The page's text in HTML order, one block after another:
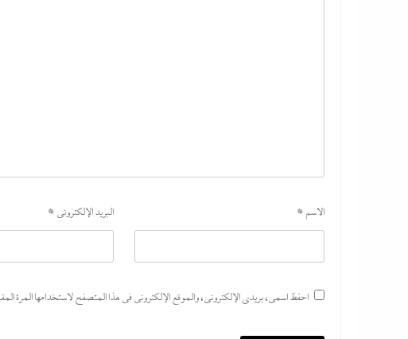
الاسم * البريد الإلكتروني *
احفظ اسمي، بريدي الإلكتروني، والموقع الإلكتروني في هذا المتصفح لاستخدامها المرة